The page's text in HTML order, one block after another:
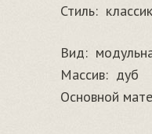
Стиль:
Вид:
Массив: дуб
Основной